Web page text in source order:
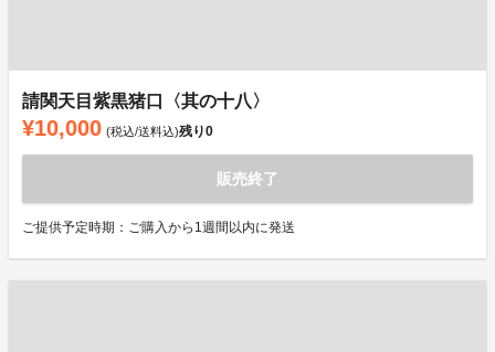
請関天目紫黒猪口〈其の十八〉
¥10,000 (税込/送料込)残り0
販売終了
ご提供予定時期：ご購入から1週間以内に発送